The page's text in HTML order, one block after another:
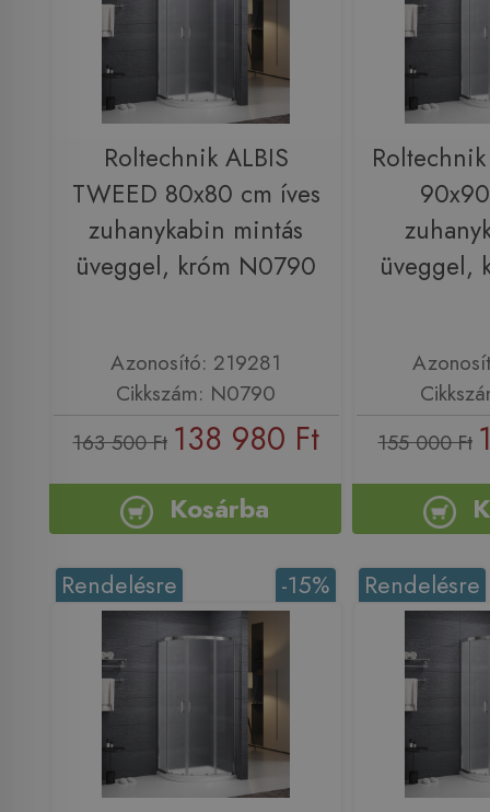
Roltechnik ALBIS
TWEED 80x80 cm íves
zuhanykabin mintás
üveggel, króm N0790
Azonosító: 219281
Cikkszám: N0790
163 500 Ft 138 980 Ft
Kosárba
üveggel,
155 000 Ft
-15%
Rendelésre Rendelésre